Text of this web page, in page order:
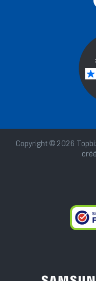
Copyright © 2026